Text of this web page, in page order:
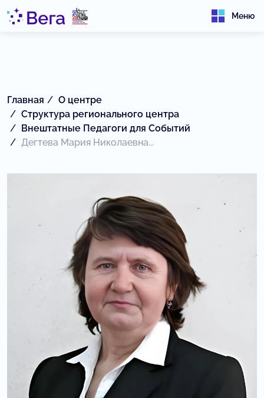
Меню
Главная
О центре
Структура регионального центра
Внештатные Педагоги для Событий
Дегтева Мария Николаевна...